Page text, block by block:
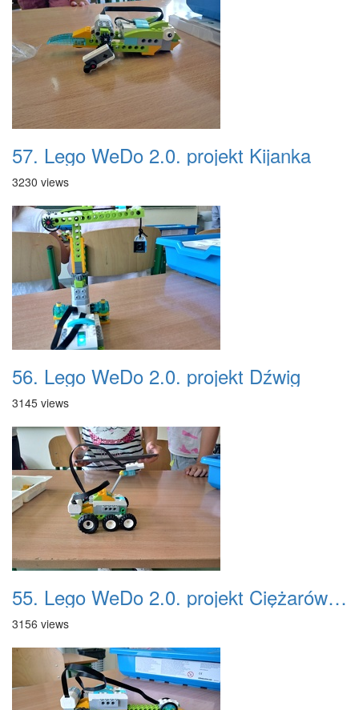
57. Lego WeDo 2.0. projekt Kijanka
3230 views
56. Lego WeDo 2.0. projekt Dźwig
3145 views
55. Lego WeDo 2.0. projekt Ciężarówka
3156 views